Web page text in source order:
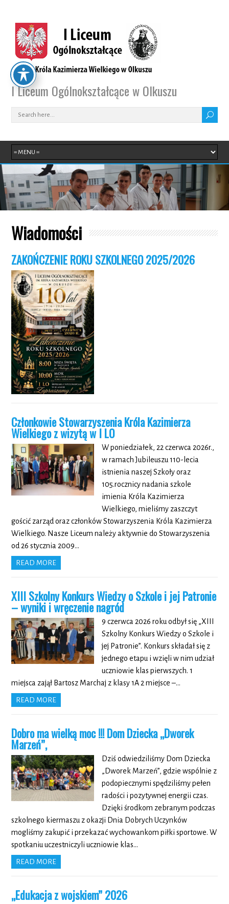
I Liceum Ogólnokształcące w Olkuszu
Wiadomości
ZAKOŃCZENIE ROKU SZKOLNEGO 2025/2026
Członkowie Stowarzyszenia Króla Kazimierza
Wielkiego z wizytą w I LO
W poniedziałek, 22 czerwca 2026r.,
w ramach Jubileuszu 110-lecia
istnienia naszej Szkoły oraz
105.rocznicy nadania szkole
imienia Króla Kazimierza
Wielkiego, mieliśmy zaszczyt
gościć zarząd oraz członków Stowarzyszenia Króla Kazimierza
Wielkiego. Nasze Liceum należy aktywnie do Stowarzyszenia
od 26 stycznia 2009…
READ MORE
XIII Szkolny Konkurs Wiedzy o Szkole i jej Patronie
– wyniki i wręczenie nagród
9 czerwca 2026 roku odbył się „XIII
Szkolny Konkurs Wiedzy o Szkole i
jej Patronie”. Konkurs składał się z
jednego etapu i wzięli w nim udział
uczniowie klas pierwszych. 1
miejsca zajął Bartosz Marchaj z klasy 1A 2 miejsce –…
READ MORE
Dobro ma wielką moc !!! Dom Dziecka „Dworek
Marzeń”,
Dziś odwiedziliśmy Dom Dziecka
„Dworek Marzeń”, gdzie wspólnie z
podopiecznymi spędziliśmy pełen
radości i pozytywnej energii czas.
Dzięki środkom zebranym podczas
szkolnego kiermaszu z okazji Dnia Dobrych Uczynków
mogliśmy zakupić i przekazać wychowankom piłki sportowe. W
spotkaniu uczestniczyli uczniowie klas…
READ MORE
„Edukacja z wojskiem” 2026